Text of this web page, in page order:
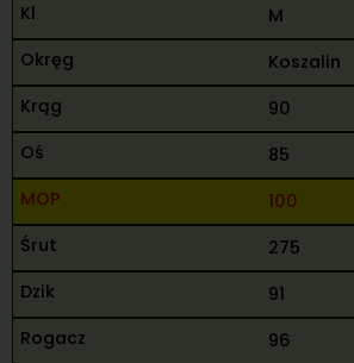
M
Koszalin
90
85
100
275
91
96